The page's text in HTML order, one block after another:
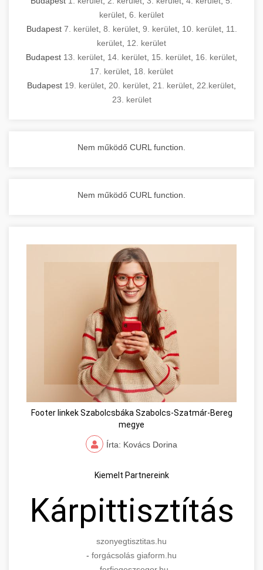
kerület 6. kerület
Budapest 7. kerület, 8. kerület, 9. kerület, 10. kerület, 11.
kerület 12. kerület
Budapest 13. kerület 14. kerület 15. kerület 16. kerület
17. kerület 18. kerület
Budapest 19. kerület 20. kerület 21. kerület 22.kerület
23. kerület
Nem működő CURL function.
Nem működő CURL function.
Footer linkek Szabolcsbáka Szabolcs-Szatmár-Bereg
megye
Írta: Kovács Dorina
Kiemelt Partnereink
Kárpittisztítás
szonyegtisztitas.hu
- forgácsolás giaform.hu